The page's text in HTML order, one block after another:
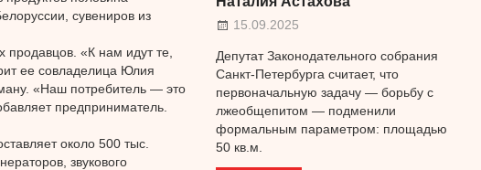
сувениров из
«К нам идут те,
ее совладелица Юлия
«Наш потребитель — это
предприниматель.
около 500 тыс.
звукового
15.09.2025
Депутат Законодательного собрания
Санкт-Петербурга считает, что
первоначальную задачу — борьбу с
лжеобщепитом — подменили
формальным параметром: площадью
50 кв.м.